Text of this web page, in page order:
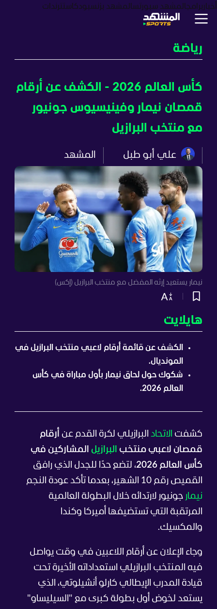
أخبار برامجالمشهد سبورتسالمشهد بزنسبودكاستترندات
رياضة
كأس العالم 2026 - الكشف عن أرقام
قمصان نيمار وفينيسيوس جونيور
مع منتخب البرازيل
علي أبو طبل المشهد
نيمار يستعيد إرثه المفضل مع منتخب البرازيل (إكس)
هايلايت
الكشف عن قائمة أرقام لاعبي منتخب البرازيل في
المونديال.
شكوك حول لحاق نيمار بأول مباراة في كأس
العالم 2026.
كشفت الاتحاد البرازيلي لكرة القدم عن أرقام
قمصان لاعبي منتخب
البرازيل المشاركين في
كأس العالم 2026
، لتضع حدًا للجدل الذي رافق
القميص رقم 10 الشهير، بعدما تأكد عودة النجم
نيمار جونيور لارتدائه خلال البطولة العالمية
المرتقبة التي تستضيفها أميركا وكندا
والمكسيك.
وجاء الإعلان عن أرقام اللاعبين في وقت يواصل
فيه المنتخب البرازيلي استعداداته الأخيرة تحت
قيادة المدرب الإيطالي كارلو أنشيلوتي، الذي
يستعد لخوض أول بطولة كبرى مع "السيليساو"